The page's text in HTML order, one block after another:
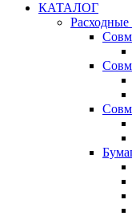
КАТАЛОГ